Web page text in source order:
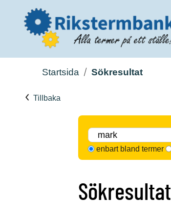
Startsida Sökresultat
Tillbaka
enbart bland termer
Sökresultat